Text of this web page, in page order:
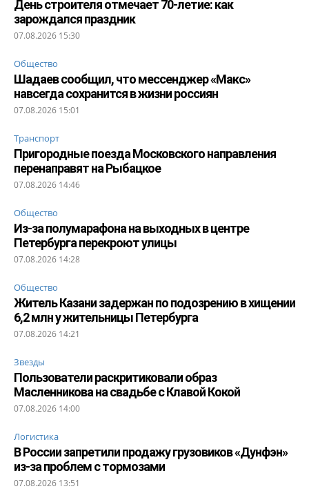
День строителя отмечает 70-летие: как
зарождался праздник
07.08.2026 15:30
Общество
Шадаев сообщил, что мессенджер «Макс»
навсегда сохранится в жизни россиян
07.08.2026 15:01
Транспорт
Пригородные поезда Московского направления
перенаправят на Рыбацкое
07.08.2026 14:46
Общество
Из-за полумарафона на выходных в центре
Петербурга перекроют улицы
07.08.2026 14:28
Общество
Житель Казани задержан по подозрению в хищении
6,2 млн у жительницы Петербурга
07.08.2026 14:21
Звезды
Пользователи раскритиковали образ
Масленникова на свадьбе с Клавой Кокой
07.08.2026 14:00
Логистика
В России запретили продажу грузовиков «Дунфэн»
из-за проблем с тормозами
07.08.2026 13:51